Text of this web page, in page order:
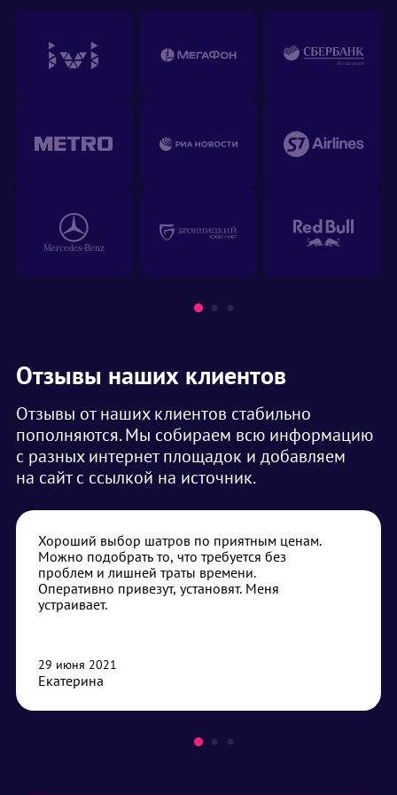
Отзывы наших клиентов
Отзывы от наших клиентов стабильно
пополняются. Мы собираем всю информацию
с разных интернет площадок и добавляем
на сайт с ссылкой на источник.
Хороший выбор шатров по приятным ценам.
Можно подобрать то, что требуется без
проблем и лишней траты времени.
Оперативно привезут, установят. Меня
устраивает.
29 июня 2021
Екатерина